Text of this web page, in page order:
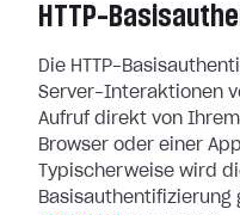
HTTP-
Die HTTP-
Server-Interaktionen
Aufruf direkt von
Browser oder einer
Typischerweise wird
Basisauthentifizierung